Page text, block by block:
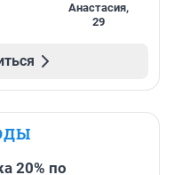
Анастасия,
29
20% по